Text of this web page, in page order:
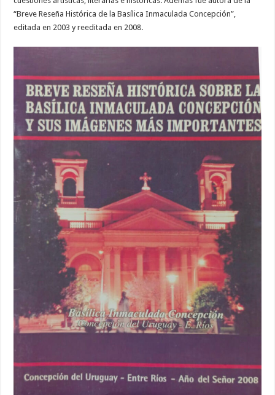
“Breve Reseña Histórica de la Basílica Inmaculada Concepción”,
editada en 2003 y reeditada en 2008.